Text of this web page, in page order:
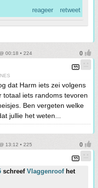
reageer
retweet
00:18 • 224
dat Harm iets zei volgens
totaal iets randoms tevoren
Ben vergeten welke
jullie het weten...
13:12 • 225
schreef Vlaggenroofhet